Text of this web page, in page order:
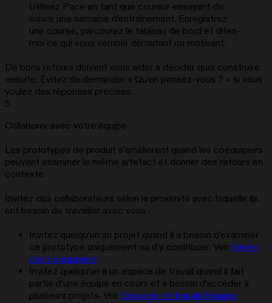
Utilisez Pace en tant que coureur essayant de
suivre une semaine d’entraînement. Enregistrez
une course, parcourez le tableau de bord et dites-
moi ce qui vous semble déroutant ou motivant.
De bons retours doivent vous aider à décider quoi construire
ensuite. Évitez de demander « Qu’en pensez-vous ? » si vous
voulez des réponses précises.
5
Collaborer avec votre équipe
Les prototypes de produit s’améliorent quand les coéquipiers
peuvent examiner le même artefact et donner des retours en
contexte.
Invitez des collaborateurs selon la proximité avec laquelle ils
ont besoin de travailler avec vous :
Invitez quelqu’un au projet quand il a besoin d’examiner
ce prototype uniquement ou d’y contribuer. Voir Inviter
des coéquipiers.
Invitez quelqu’un à un espace de travail quand il fait
partie d’une équipe en cours et a besoin d’accéder à
plusieurs projets. Voir Espaces de travail d’équipe.